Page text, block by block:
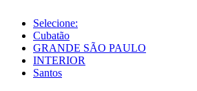
Selecione:
Cubatão
GRANDE SÃO PAULO
INTERIOR
Santos